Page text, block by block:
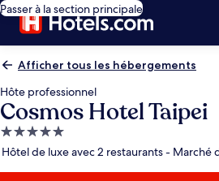
Passer à la section principale
Afficher tous les hébergements
Hôte professionnel
Cosmos Hotel Taipei
Hébergement
5.0 étoiles
Hôtel de luxe avec 2 restaurants - Marché